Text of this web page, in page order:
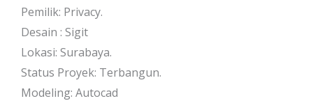
Pemilik: Privacy.
Desain : Sigit
Lokasi: Surabaya.
Status Proyek: Terbangun.
Modeling: Autocad